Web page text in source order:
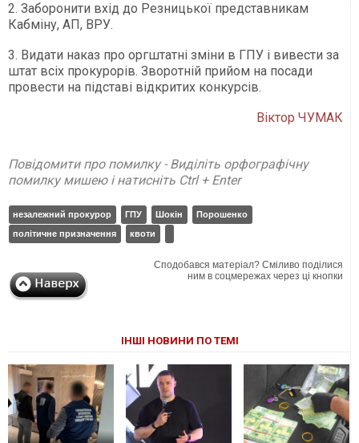
2. Заборонити вхід до Резницької представникам
Кабміну, АП, ВРУ.
3. Видати наказ про оргштатні зміни в ГПУ і вивести за
штат всіх прокурорів. Зворотній прийом на посади
провести на підставі відкритих конкурсів.
Віктор ЧУМАК
Повідомити про помилку - Виділіть орфографічну
помилку мишею і натисніть Ctrl + Enter
незалежний прокурор ГПУ Шокін
Порошенко
політичне призначення
квоти
Сподобався матеріал? Сміливо поділися
ним в соцмережах через ці кнопки
ІНШІ НОВИНИ ПО ТЕМІ